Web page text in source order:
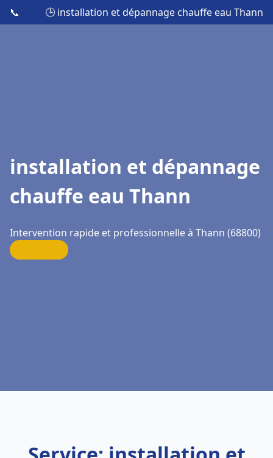
📞 🕒 installation et dépannage chauffe eau Thann
installation et dépannage
chauffe eau Thann
Intervention rapide et professionnelle à Thann (68800)